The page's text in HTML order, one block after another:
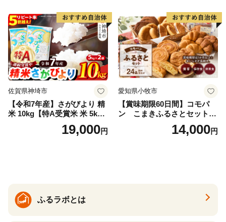
福島県 南相馬市 cu006-ae
佐賀県神埼市
【令和7年産】さがびより 精
米 10kg【特A受賞米 米 5kg×
2袋 お米 コメ こめ 国産 美味
しい ブランド米 人気 ランキ
19,000円
愛知県小牧市
【賞味期限60日間】コモパ
ン こまきふるさとセット
（24個入り）／災害用備蓄
保存食 非常食 防災グッズに
14,000円
ふるラボとは